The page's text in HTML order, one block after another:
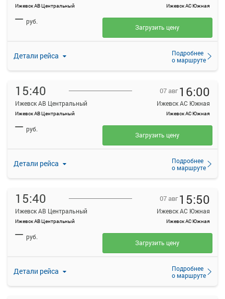
Ижевск АВ Центральный Ижевск АС Южная
Детали рейса
Подробнее
о маршруте
— руб.
Загрузить цену
15:40
Ижевск АВ Центральный
Ижевск АВ Центральный
07 авг 16:00
Ижевск АС Южная
Ижевск АС Южная
Детали рейса
Подробнее
о маршруте
— руб.
Загрузить цену
15:40
Ижевск АВ Центральный
Ижевск АВ Центральный
07 авг 15:50
Ижевск АС Южная
Ижевск АС Южная
Детали рейса
Подробнее
о маршруте
— руб.
Загрузить цену